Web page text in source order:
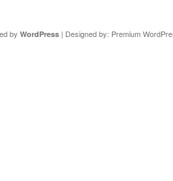
by WordPress| Designed by: Premium